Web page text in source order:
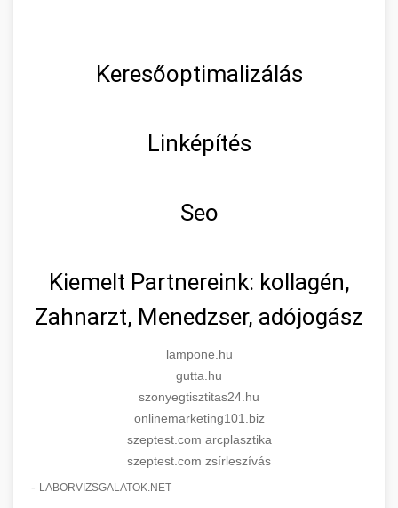
Keresőoptimalizálás
Linképítés
Seo
Kiemelt Partnereink: kollagén,
Zahnarzt, Menedzser, adójogász
lampone.hu
gutta.hu
szonyegtisztitas24.hu
onlinemarketing101.biz
szeptest.com arcplasztika
szeptest.com zsírleszívás
- LABORVIZSGALATOK.NET